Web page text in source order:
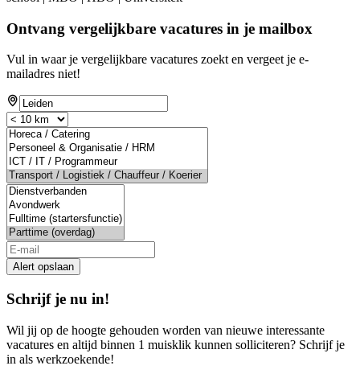
Ontvang vergelijkbare vacatures in je mailbox
Vul in waar je vergelijkbare vacatures zoekt en vergeet je e-
mailadres niet!
Alert opslaan
Schrijf je nu in!
Wil jij op de hoogte gehouden worden van nieuwe interessante
vacatures en altijd binnen 1 muisklik kunnen solliciteren? Schrijf je
in als werkzoekende!